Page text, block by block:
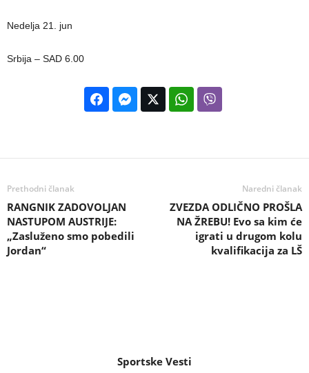
Nedelja 21. jun
Srbija – SAD 6.00
Prethodni članak
RANGNIK ZADOVOLJAN
NASTUPOM AUSTRIJE:
„Zasluženo smo pobedili
Jordan“
Naredni članak
ZVEZDA ODLIČNO PROŠLA
NA ŽREBU! Evo sa kim će
igrati u drugom kolu
kvalifikacija za LŠ
Sportske Vesti